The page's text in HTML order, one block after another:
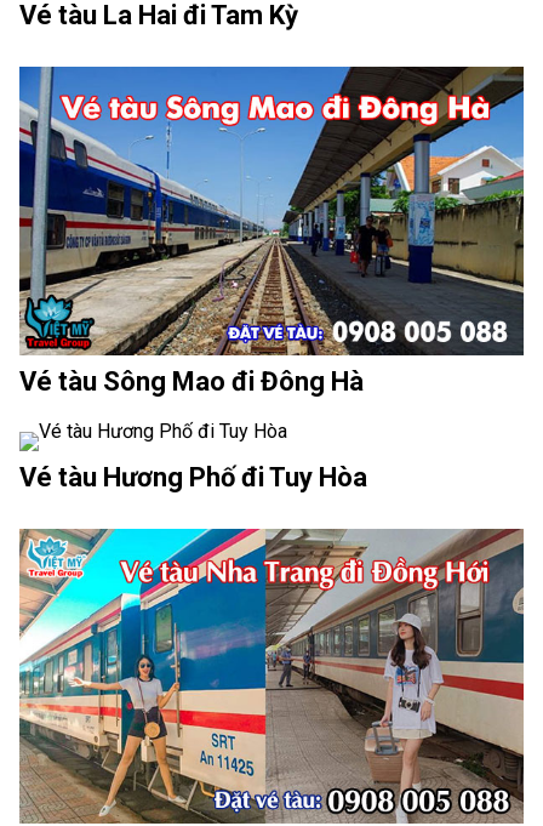
Vé tàu La Hai đi Tam Kỳ
Vé tàu Sông Mao đi Đông Hà
Vé tàu Hương Phố đi Tuy Hòa